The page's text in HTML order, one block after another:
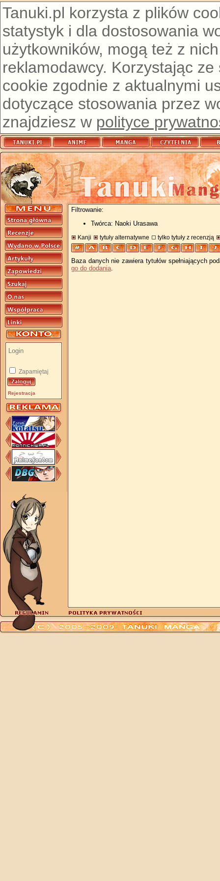
Tanuki.pl korzysta z plików
statystyk i dla dostosowania
użytkowników, mogą też z
reklamodawcy. Korzystając
cookie zgodnie z aktualnymi
dotyczące stosowania przez
znajdziesz w polityce
Zapamiętaj
Rejestracja
Filtrowanie:
Twórca: Naoki Urasawa
Kanji tytuły alternatywne tylko tytuły z recenzją
Baza danych nie zawiera tytułów spełniających
go do dodania.